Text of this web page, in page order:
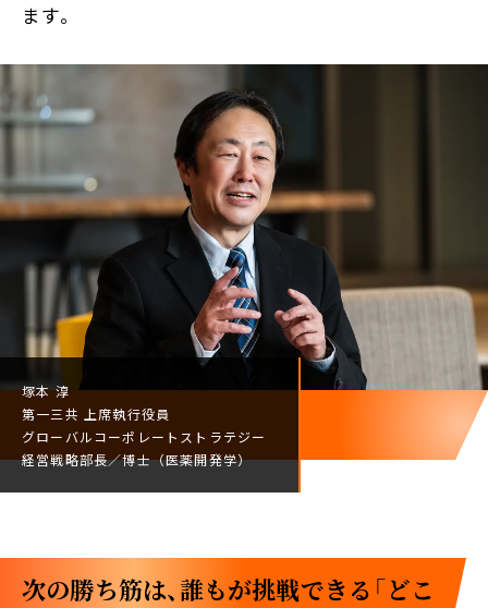
ます。
塚本 淳
第一三共 上席執行役員
グローバルコーポレート ストラテジー
経営戦略部長／博士（医薬開発学）
次の勝ち筋は、誰もが挑戦できる「どこ